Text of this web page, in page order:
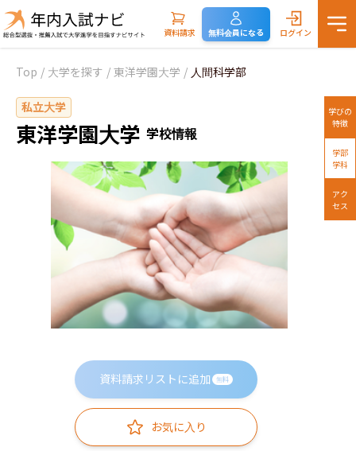
資料請求 無料会員になる ログイン
Top / 大学を探す / 東洋学園大学 / 人間科学部
私立大学
東洋学園大学 学校情報
資料請求リストに追加 無料
お気に入り
学びの
特徴
学部
学科
アク
セス